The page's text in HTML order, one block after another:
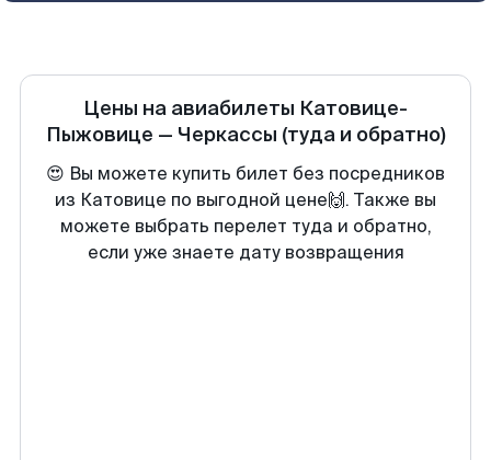
Цены на авиабилеты Катовице-
Пыжовице — Черкассы (туда и обратно)
😍 Вы можете купить билет без посредников
из Катовице по выгодной цене🙌. Также вы
можете выбрать перелет туда и обратно,
если уже знаете дату возвращения